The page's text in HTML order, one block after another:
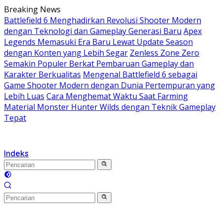
Langsung
ke
konten
Breaking News
Battlefield 6 Menghadirkan Revolusi Shooter Modern
dengan Teknologi dan Gameplay Generasi Baru Apex
Legends Memasuki Era Baru Lewat Update Season
dengan Konten yang Lebih Segar Zenless Zone Zero
Semakin Populer Berkat Pembaruan Gameplay dan
Karakter Berkualitas Mengenal Battlefield 6 sebagai
Game Shooter Modern dengan Dunia Pertempuran yang
Lebih Luas Cara Menghemat Waktu Saat Farming
Material Monster Hunter Wilds dengan Teknik Gameplay
Tepat
Indeks